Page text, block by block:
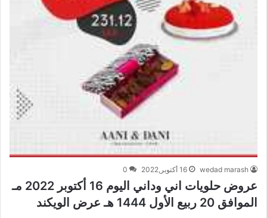
wedad marash 16 أكتوبر,2022 0
عروض حلويات اني وداني اليوم 16 أكتوبر 2022 مـ
الموافق 20 ربيع الأول 1444 هـ عرض الويكند